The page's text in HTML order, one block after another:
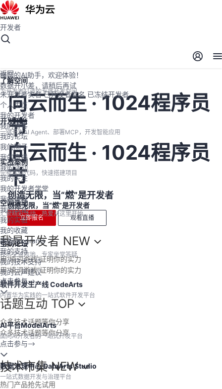
开发者空间
开发者空间
了解空间
为开发者打造的专属开发空间
开发平台
一键开发AI Agent、部署MCP，开发智能应用
实战案例
完整案例代码，快速搭建项目
空间活动
汇聚精彩活动，热爱从这里开始
空间论坛
技术交流阵地，专家坐堂答疑
软件开发生产线 CodeArts
内置华为实践的一站式软件开发平台
AI平台ModelArts
面向AI开发者的一站式开发平台
数据治理中心 DataArts Studio
一站式数据开发与治理平台
开发者
返回
未开发者实名 已开发者实名 已冻结开发者
个人主页
我的开发者
我的博客
我的论坛
我的圈子
我的直播
我的活动
我的关注
我的开发者学堂
我的课程
我的认证
我的实验
我的收藏
我的Programs
我的支持
我的技术支持
我的云声建议
退出登录
懂您的AI助手，欢迎体验！
数据开小差，请稍后再试
向云而生 · 1024程序员
节
向云而生 · 1024程序员
节
创造无限，当“燃”是开发者
创造无限，当“燃”是开发者
立即报名 观看直播
我是开发者 NEW
用“填词游戏”证明你的实力
用“填词游戏”证明你的实力
点击参与
话题互动 TOP
众多技术话题等你分享
众多技术话题等你分享
点击参与
技术市集 NEW
热门产品抢先试用